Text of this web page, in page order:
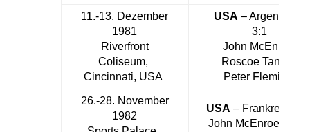
11.-13. Dezember
1981
Riverfront
Coliseum,
Cincinnati, USA
USA – Argentinien
3:1
John McEnroe,
Roscoe Tanner,
Peter Fleming
26.-28. November
1982
USA – Frankreich
John McEnroe,